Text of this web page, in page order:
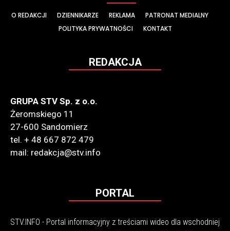
O REDAKCJI DZIENNIKARZE REKLAMA
PATRONAT MEDIALNY
POLITYKA PRYWATNOŚCI
KONTAKT
REDAKCJA
GRUPA STV Sp. z o.o.
Żeromskiego 11
27-600 Sandomierz
tel. + 48 667 872 479
mail: redakcja@stv.info
PORTAL
STV.INFO - Portal informacyjny z treściami wideo dla wschodniej